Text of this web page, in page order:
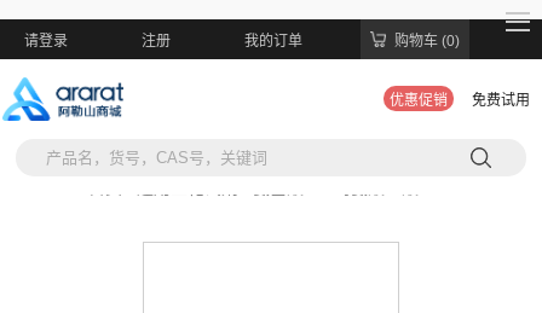
请登录 注册 我的订单 购物车 (0)
优惠促销 免费试用